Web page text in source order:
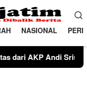
NASIONAL